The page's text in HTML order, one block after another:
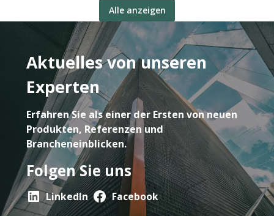
Alle anzeigen
Aktuelles von unseren
Experten
Erfahren Sie als einer der Ersten von neuen
Produkten, Referenzen und
Brancheneinblicken.
Folgen Sie uns
LinkedIn Facebook